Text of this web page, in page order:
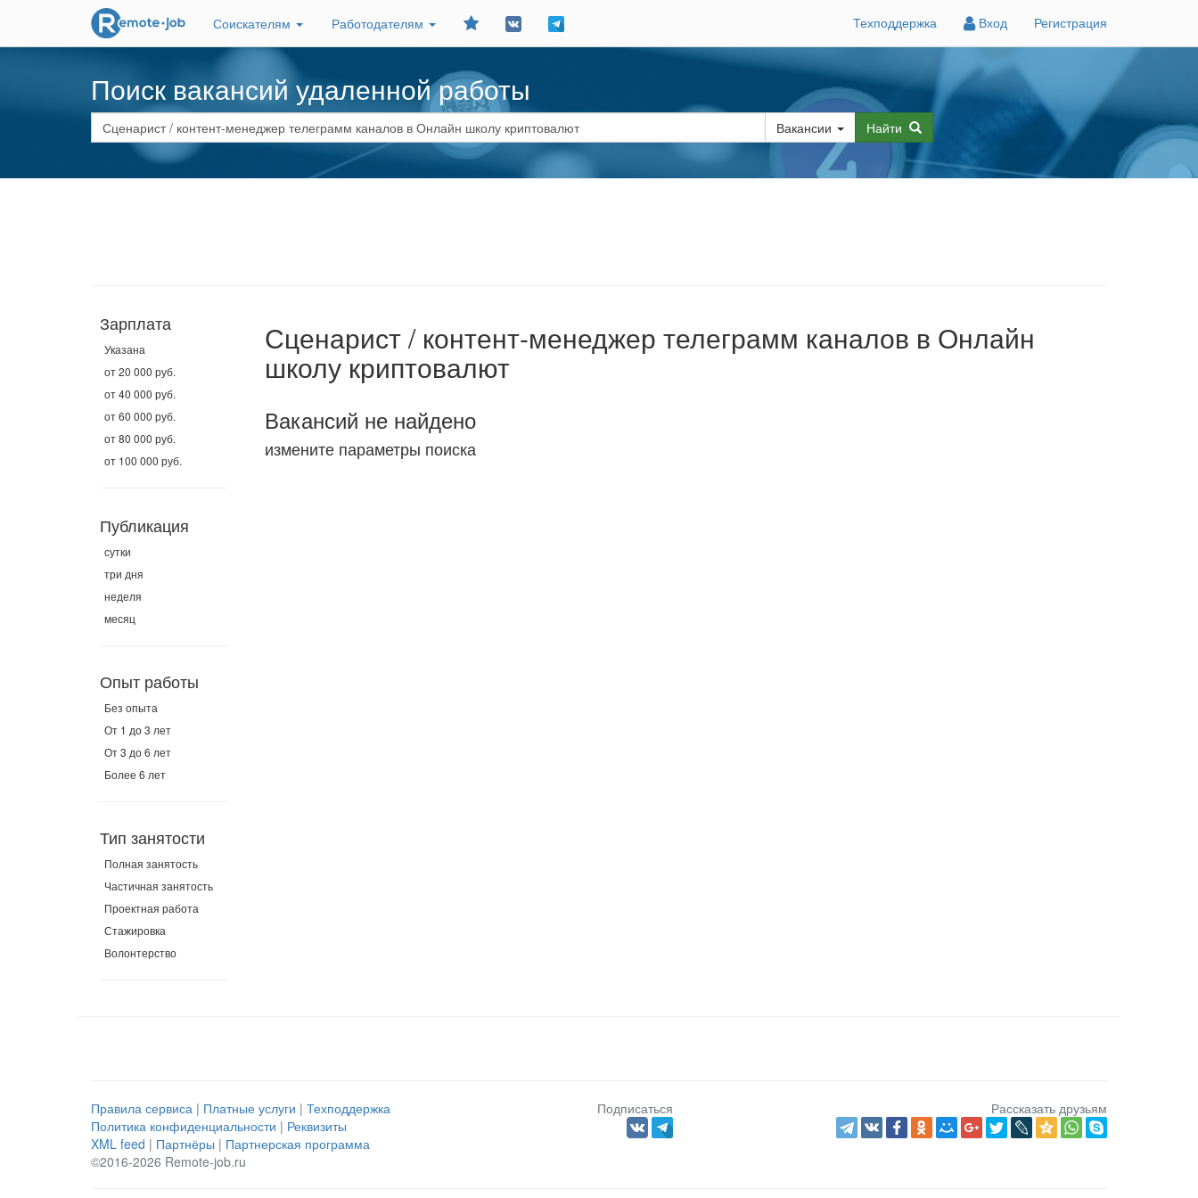
Соискателям Работодателям
Добавить
Техподдержка Вход Регистрация
Поиск вакансий удаленной работы
Вакансии Найти
Зарплата
Указана
от 20 000 руб.
от 40 000 руб.
от 60 000 руб.
от 80 000 руб.
от 100 000 руб.
Публикация
сутки
три дня
неделя
месяц
Опыт работы
Без опыта
От 1 до 3 лет
От 3 до 6 лет
Более 6 лет
Тип занятости
Полная занятость
Частичная занятость
Проектная работа
Стажировка
Волонтерство
Сценарист / контент-менеджер телеграмм каналов в Онлайн
школу криптовалют
Вакансий не найдено
измените параметры поиска
Правила сервиса | Платные услуги | Техподдержка
Политика конфиденциальности | Реквизиты
XML feed | Партнёры | Партнерская программа
©2016-2026 Remote-job.ru
Подписаться Рассказать друзьям